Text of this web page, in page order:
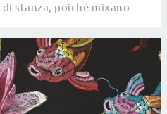
stanza, poiché mixano